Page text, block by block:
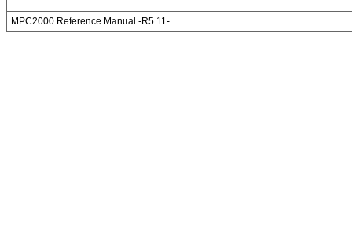
MPC2000 Reference Manual -R5.11-